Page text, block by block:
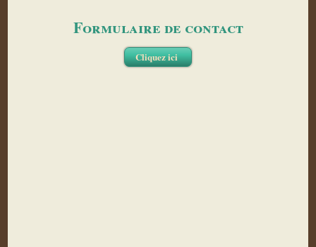
Formulaire de contact
Cliquez ici